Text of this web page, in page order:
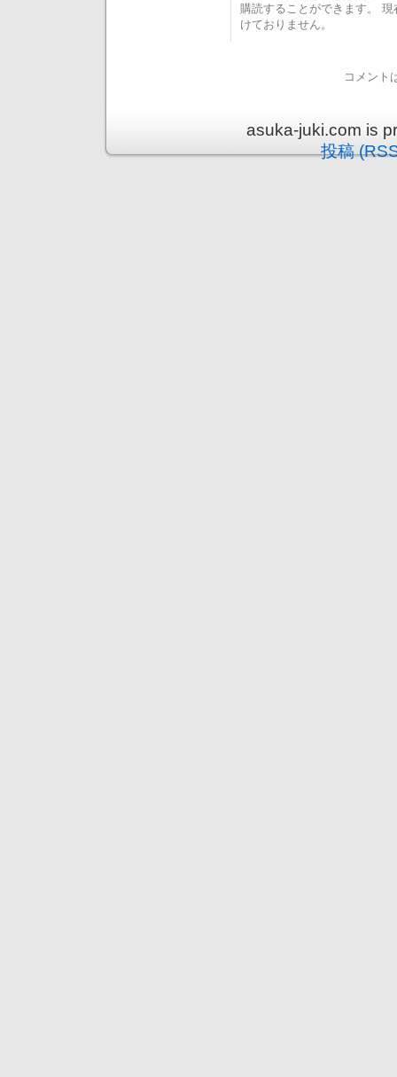
購読することができます。
けておりません。
コメント
asuka-juki.com is
投稿